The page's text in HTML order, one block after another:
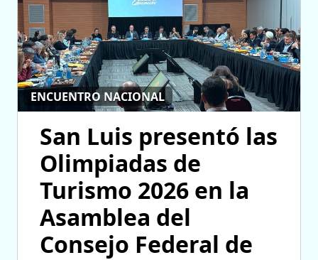
ENCUENTRO NACIONAL
San Luis presentó las
Olimpiadas de
Turismo 2026 en la
Asamblea del
Consejo Federal de